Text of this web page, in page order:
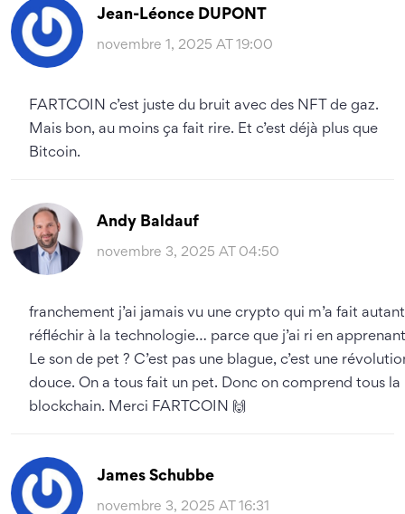
Jean-Léonce DUPONT
novembre 1, 2025 AT 19:00
FARTCOIN c’est juste du bruit avec des NFT de gaz.
Mais bon, au moins ça fait rire. Et c’est déjà plus que
Bitcoin.
Andy Baldauf
novembre 3, 2025 AT 04:50
franchement j’ai jamais vu une crypto qui m’a fait autant
réfléchir à la technologie… parce que j’ai ri en
Le son de pet ? C’est pas une blague, c’est une
douce. On a tous fait un pet. Donc on comprend tous la
blockchain. Merci FARTCOIN 🙌
James Schubbe
novembre 3, 2025 AT 16:31